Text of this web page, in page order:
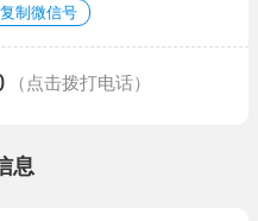
复制微信号
（点击拨打电话）
息